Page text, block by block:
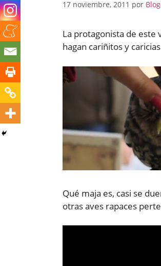
17 noviembre, 2011 por
La protagonista de este
hagan cariñitos y
Qué maja es, casi se
otras aves rapaces